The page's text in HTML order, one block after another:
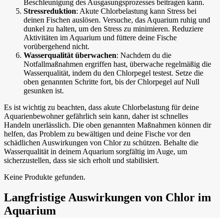
Beschleunigung des Ausgasungsprozesses beitragen kann.
Stressreduktion: Akute Chlorbelastung kann Stress bei
deinen Fischen auslösen. Versuche, das Aquarium ruhig und
dunkel zu halten, um den Stress zu minimieren. Reduziere
Aktivitäten im Aquarium und füttere deine Fische
vorübergehend nicht.
Wasserqualität überwachen: Nachdem du die
Notfallmaßnahmen ergriffen hast, überwache regelmäßig die
Wasserqualität, indem du den Chlorpegel testest. Setze die
oben genannten Schritte fort, bis der Chlorpegel auf Null
gesunken ist.
Es ist wichtig zu beachten, dass akute Chlorbelastung für deine
Aquarienbewohner gefährlich sein kann, daher ist schnelles
Handeln unerlässlich. Die oben genannten Maßnahmen können dir
helfen, das Problem zu bewältigen und deine Fische vor den
schädlichen Auswirkungen von Chlor zu schützen. Behalte die
Wasserqualität in deinem Aquarium sorgfältig im Auge, um
sicherzustellen, dass sie sich erholt und stabilisiert.
Keine Produkte gefunden.
Langfristige Auswirkungen von Chlor im
Aquarium